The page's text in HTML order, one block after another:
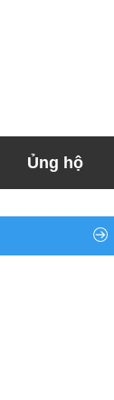
Ủng hộ